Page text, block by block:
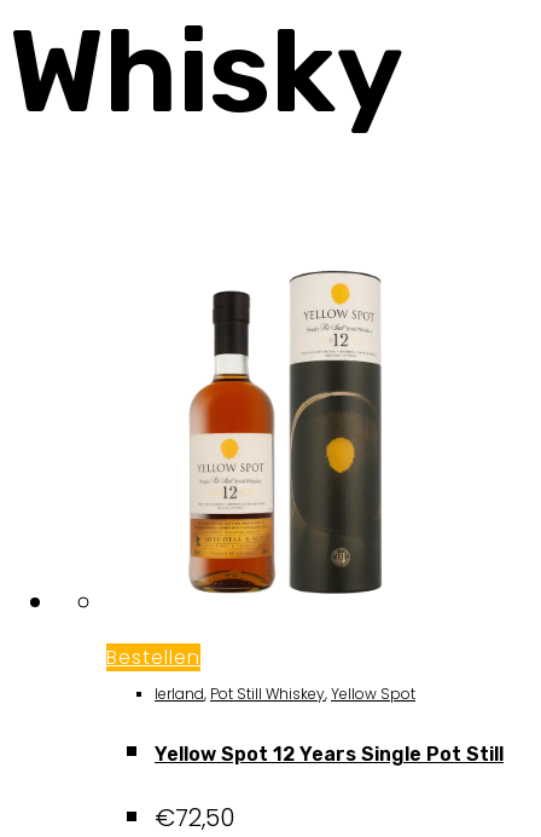
Whisky
Bestellen
Ierland, Pot Still Whiskey,Yellow Spot
Yellow Spot 12 Years Single Pot Still
€72,50